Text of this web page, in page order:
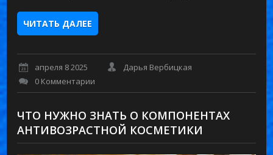
ЧИТАТЬ ДАЛЕЕ
апреля 8 2025
Дарья Вербицкая
0 Комментарии
ЧТО НУЖНО ЗНАТЬ О КОМПОНЕНТАХ
АНТИВОЗРАСТНОЙ КОСМЕТИКИ